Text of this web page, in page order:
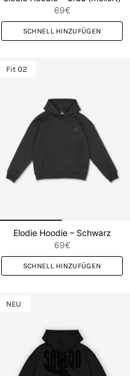
69€
SCHNELL HINZUFÜGEN
Fit 02
Elodie Hoodie – Schwarz
69€
SCHNELL HINZUFÜGEN
NEU